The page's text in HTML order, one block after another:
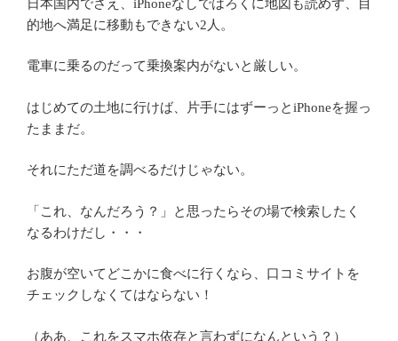
日本国内でさえ、iPhoneなしではろくに地図も読めず、目
的地へ満足に移動もできない2人。
電車に乗るのだって乗換案内がないと厳しい。
はじめての土地に行けば、片手にはずーっとiPhoneを握っ
たままだ。
それにただ道を調べるだけじゃない。
「これ、なんだろう？」と思ったらその場で検索したく
なるわけだし・・・
お腹が空いてどこかに食べに行くなら、口コミサイトを
チェックしなくてはならない！
（ああ、これをスマホ依存と言わずになんという？）